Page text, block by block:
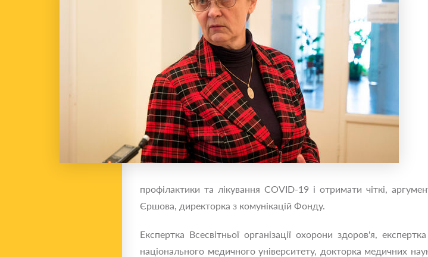
профілактики та лікування COVID-19 і отримати чіткі,
Єршова, директорка з комунікацій Фонду.
Експертка Всесвітньої організації охорони здоров'я,
національного медичного університету, докторка медичних